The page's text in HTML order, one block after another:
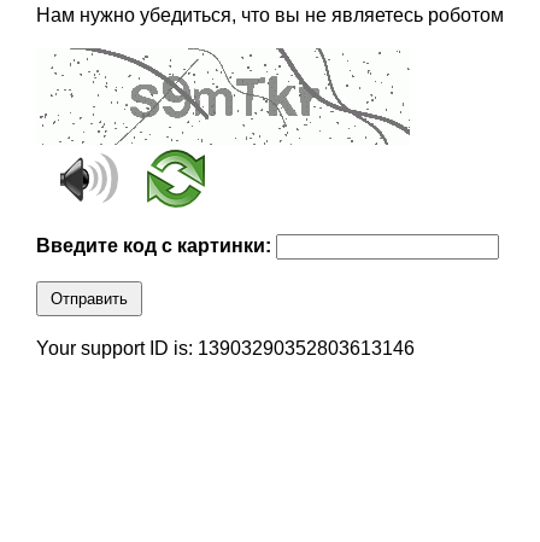
Нам нужно убедиться, что вы не являетесь роботом
Введите код с картинки:
Отправить
Your support ID is: 13903290352803613146